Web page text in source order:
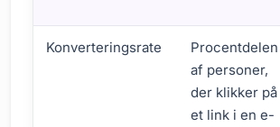
Konverteringsrate
Procentdelen
af personer,
der klikker på
et link i en e-